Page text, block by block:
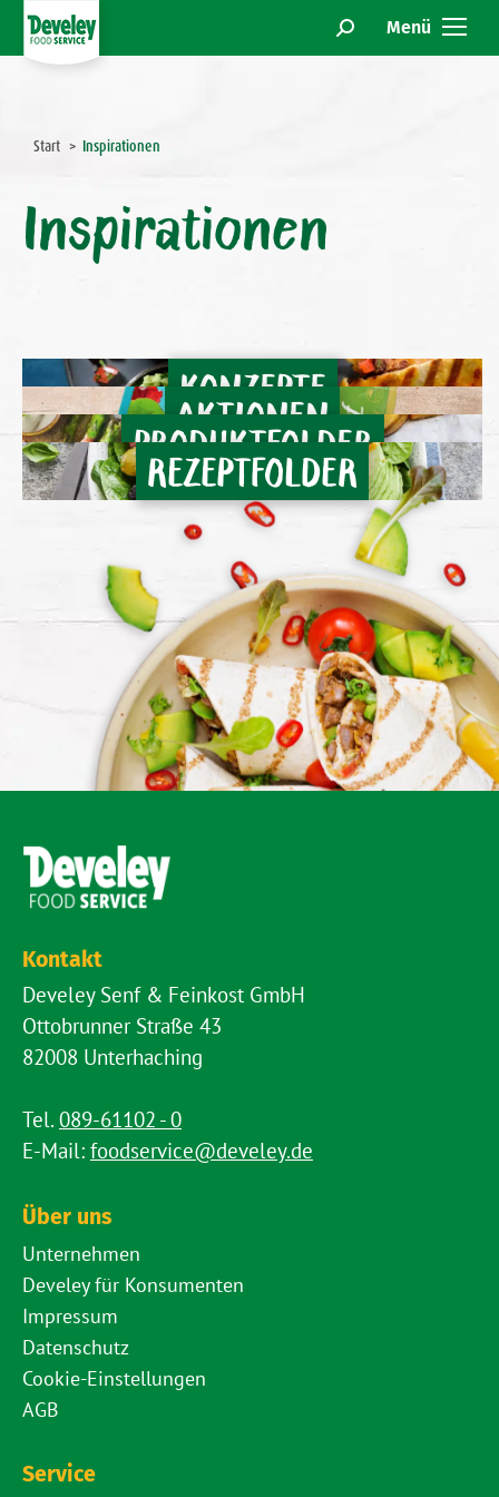
Menü
Search:
Start Inspirationen
Inspirationen
KONZEPTE
AKTIONEN
PRODUKTFOLDER
REZEPTFOLDER
Kontakt
Develey Senf & Feinkost GmbH
Ottobrunner Straße 43
82008 Unterhaching
Tel. 089-61102 - 0
E-Mail: foodservice@develey.de
Über uns
Unternehmen
Develey für Konsumenten
Impressum
Datenschutz
Cookie-Einstellungen
AGB
Service